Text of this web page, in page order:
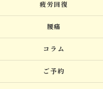
疲労回復
腰痛
コラム
ご予約